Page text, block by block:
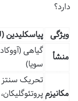
دارد؟
ویژگی پیاسکلیدین (ASU)
منشأ
گیاهی
سویا)
مکانیزم
تحریک سنتز